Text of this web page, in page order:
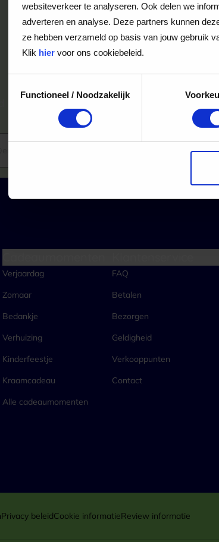
websiteverkeer te analyseren. Ook delen we
adverteren en analyse. Deze partners kunnen
ze hebben verzameld op basis van jouw gebruik
Klik hiervoor ons cookiebeleid.
Functioneel / Noodzakelijk
een VVV
€100,-
kiezen wij een winnaar uit alle nieuwe
Verjaardag
Zomaar
Bedankje
Verhuizing
Kinderfeestje
Kraamcadeau
Alle cadeaumomenten
FAQ
Betalen
Bezorgen
Geldigheid
Verkooppunten
Contact
Privacy beleidCookie informatieReview informatie